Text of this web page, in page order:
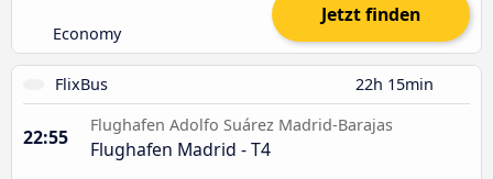
Economy
Jetzt finden
FlixBus 22h 15min
22:55
Flughafen Adolfo Suárez Madrid-Barajas
Flughafen Madrid - T4